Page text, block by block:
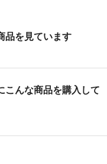
品を見ています
こんな商品を購入して